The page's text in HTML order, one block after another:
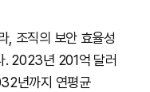
, 조직의 보안 효율성
. 2023년 201억 달러
년까지 연평균